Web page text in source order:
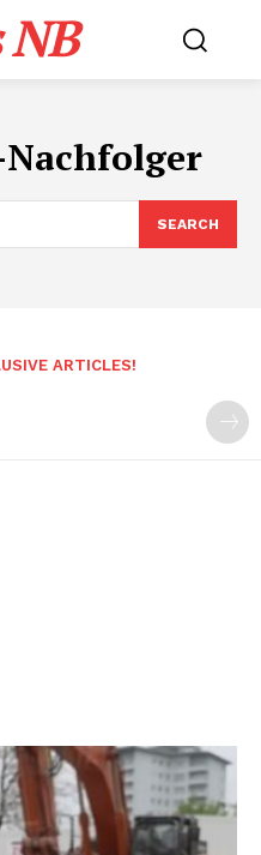
NB
SEARCH
ARTICLES!